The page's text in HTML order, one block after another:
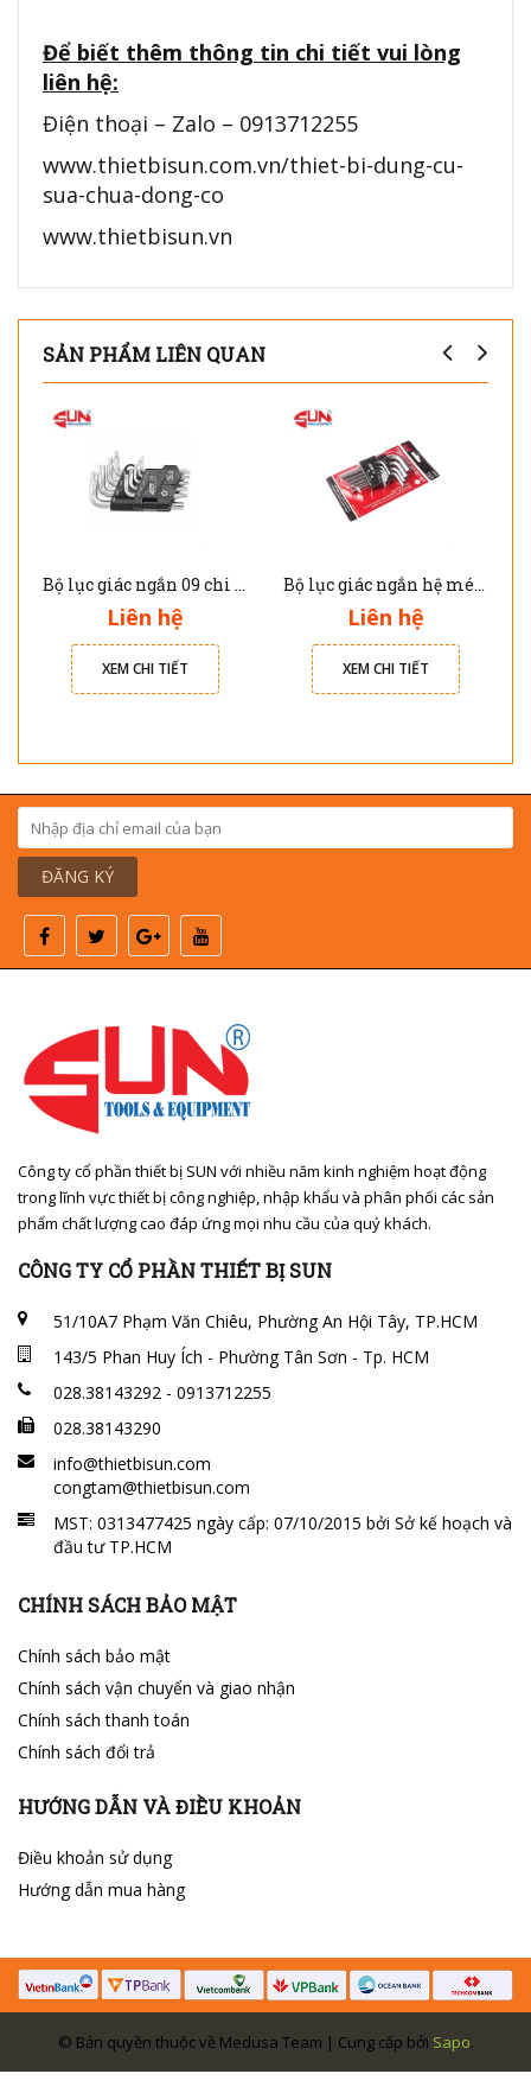
Để biết thêm thông tin chi tiết vui lòng
liên hệ:
Điện thoại – Zalo – 0913712255
www.thietbisun.com.vn/thiet-bi-dung-cu-
sua-chua-dong-co
www.thietbisun.vn
SẢN PHẨM LIÊN QUAN
Bộ lục giác ngắn 09 chi tiết JTC 5355
Liên hệ
XEM CHI TIẾT
Bộ lục giác ngắn hệ mét 11 chi tiết JTC 5350
Liên hệ
XEM CHI TIẾT
ĐĂNG KÝ
Công ty cổ phần thiết bị SUN với nhiều năm kinh nghiệm hoạt động
trong lĩnh vực thiết bị công nghiệp, nhập khẩu và phân phối các sản
phẩm chất lượng cao đáp ứng mọi nhu cầu của quý khách.
CÔNG TY CỔ PHẦN THIẾT BỊ SUN
51/10A7 Phạm Văn Chiêu, Phường An Hội Tây, TP.HCM
143/5 Phan Huy Ích - Phường Tân Sơn - Tp. HCM
028.38143292 - 0913712255
028.38143290
info@thietbisun.com
congtam@thietbisun.com
MST: 0313477425 ngày cấp: 07/10/2015 bởi Sở kế hoạch và
đầu tư TP.HCM
CHÍNH SÁCH BẢO MẬT
Chính sách bảo mật
Chính sách vận chuyển và giao nhận
Chính sách thanh toán
Chính sách đổi trả
HƯỚNG DẪN VÀ ĐIỀU KHOẢN
Điều khoản sử dụng
Hướng dẫn mua hàng
© Bản quyền thuộc về Medusa Team | Cung cấp bởi Sapo.